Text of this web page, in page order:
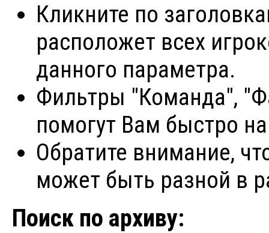
Кликните по
расположет всех
данного параметра.
Фильтры "Команда",
помогут Вам быстро
Обратите внимание,
может быть разной в
Поиск по архиву: